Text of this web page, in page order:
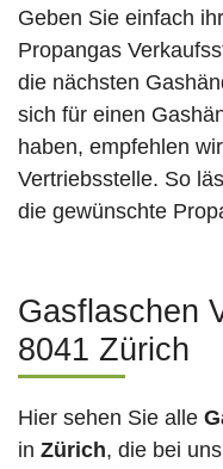
Geben Sie einfach
Propangas
die nächsten
sich für einen
haben, empfehlen
Vertriebsstelle. So
die gewünschte
Gasflaschen
8041 Zürich
Hier sehen Sie alle
in Zürich, die bei uns